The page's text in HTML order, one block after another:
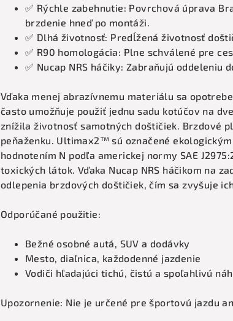
✅ Rýchle zabehnutie: Povrchová úprava
brzdenie hneď po montáži.
✅ Dlhá životnosť: Predĺžená životnosť
✅ R90 homologácia: Plne schválené pre
✅ Nucap NRS háčiky: Zabraňujú oddeleniu
Vďaka menej abrazívnemu materiálu sa
často umožňuje použiť jednu sadu kotúčov na
znížila životnosť samotných doštičiek. Brzdové
peňaženku. Ultimax2™ sú označené
hodnotením N podľa americkej normy SAE
toxických látok. Vďaka Nucap NRS háčikom na
odlepenia brzdových doštičiek, čím sa zvyšuje
Odporúčané použitie:
Bežné osobné autá, SUV a dodávky
Mesto, diaľnica, každodenné jazdenie
Vodiči hľadajúci tichú, čistú a spoľahlivú
Upozornenie: Nie je určené pre športovú jazdu